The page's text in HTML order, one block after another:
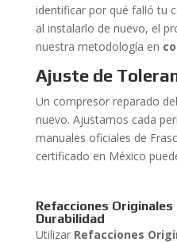
identificar por qué falló tu
al instalarlo de nuevo, el
nuestra metodología en
Ajuste de
Un compresor reparado
nuevo. Ajustamos cada
manuales oficiales de
certificado en México
Refacciones
Durabilidad
Utilizar Refacciones